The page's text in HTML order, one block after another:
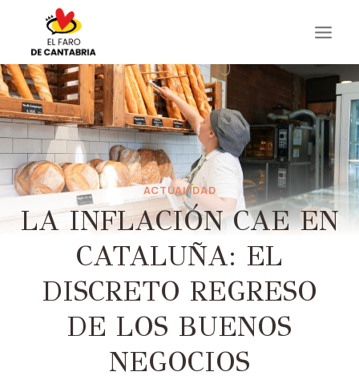
contenido
ACTUALIDAD
LA INFLACIÓN CAE EN
CATALUÑA: EL
DISCRETO REGRESO
DE LOS BUENOS
NEGOCIOS